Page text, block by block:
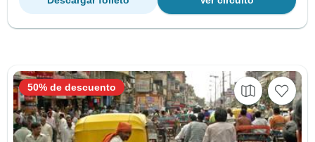
50% de descuento